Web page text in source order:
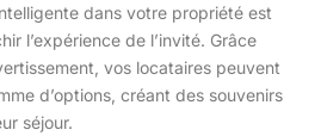
dans votre propriété est
l’expérience de l’invité. Grâce
vos locataires peuvent
d’options, créant des souvenirs
séjour.